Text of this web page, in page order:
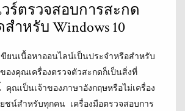
ร์ตรวจสอบการสะกด
ำหรับ Windows 10
ขียนเนื้อหาออนไลน์เป็นประจำหรือสำหรับ
องคุณเครื่องตรวจตัวสะกดก็เป็นสิ่งที่
ณเป็นเจ้าของภาษาอังกฤษหรือไม่เครื่อง
ชน์สำหรับทุกคน เครื่องมือตรวจสอบการ